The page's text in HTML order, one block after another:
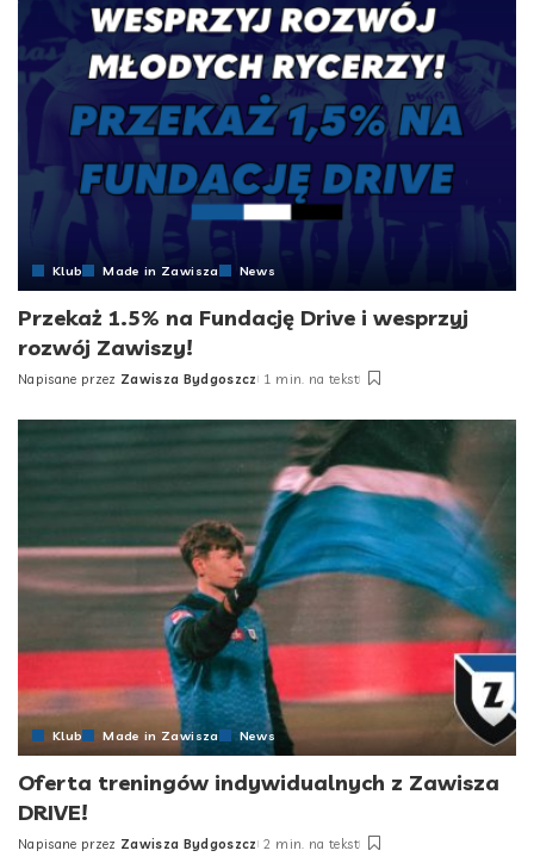
Klub Made in Zawisza News
Przekaż 1.5% na Fundację Drive i wesprzyj
rozwój Zawiszy!
Posted
Napisane przez Zawisza Bydgoszcz 1 min. na tekst
Klub Made in Zawisza News
Oferta treningów indywidualnych z Zawisza
DRIVE!
Posted
Napisane przez Zawisza Bydgoszcz 2 min. na tekst